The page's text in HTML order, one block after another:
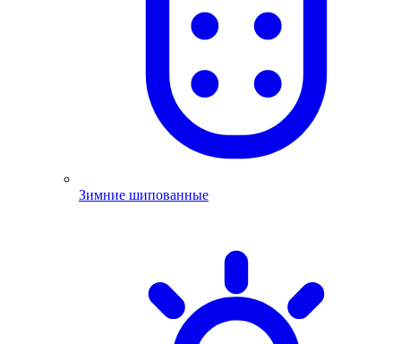
Зимние шипованные